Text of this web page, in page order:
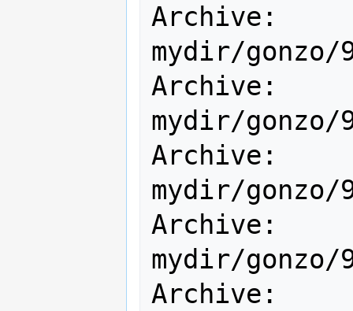
Archive:
mydir/gonzo/
Archive:
mydir/gonzo/
Archive:
mydir/gonzo/
Archive:
mydir/gonzo/
Archive: